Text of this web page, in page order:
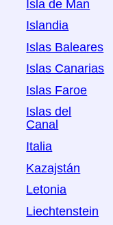
Isla de Man
Islandia
Islas Baleares
Islas Canarias
Islas Faroe
Islas del
Canal
Italia
Kazajstán
Letonia
Liechtenstein